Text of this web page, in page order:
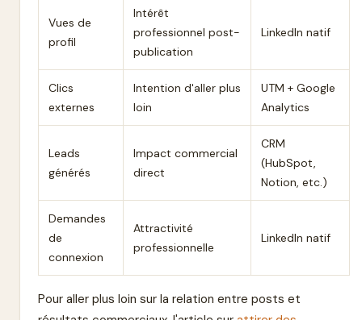
Vues de
profil
Intérêt
professionnel post-
publication
LinkedIn natif
Clics
externes
Intention d'aller plus
loin
UTM + Google
Analytics
Leads
générés
Impact commercial
direct
CRM
(HubSpot,
Notion, etc.)
Demandes
de
connexion
Attractivité
professionnelle
LinkedIn natif
Pour aller plus loin sur la relation entre posts et